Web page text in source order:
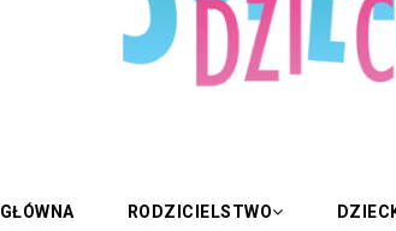
GŁÓWNA RODZICIELSTWO